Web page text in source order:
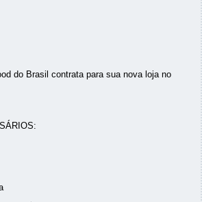
do Brasil contrata para sua nova loja no